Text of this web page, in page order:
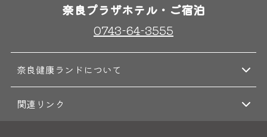
奈良プラザホテル・ご宿泊
0743-64-3555
奈良健康ランドについて
関連リンク